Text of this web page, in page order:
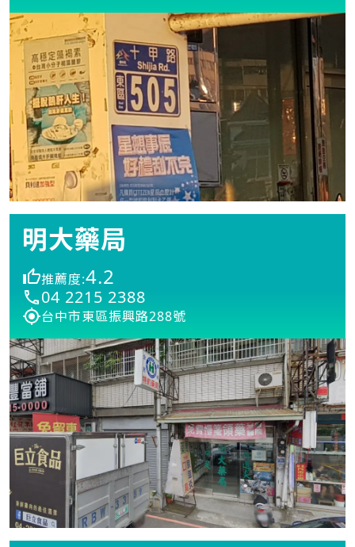
明大藥局
推薦度:4.2
04 2215 2388
台中市東區振興路288號